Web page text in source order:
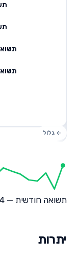
תשואה חודשית — 24 חודשים אחרונים
יתרות